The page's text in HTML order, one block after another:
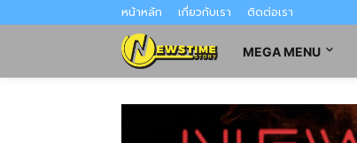
หน้าหลัก เกี่ยวกับเรา ติดต่อเรา
MEGA MENU